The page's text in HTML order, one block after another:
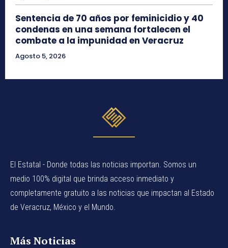
Sentencia de 70 años por feminicidio y 40
condenas en una semana fortalecen el
combate a la impunidad en Veracruz
Agosto 5, 2026
El Estatal - Donde todas las noticias importan. Somos un
medio 100% digital que brinda acceso inmediato y
completamente gratuito a las noticias que impactan al Estado
de Veracruz, México y el Mundo.
Más Noticias